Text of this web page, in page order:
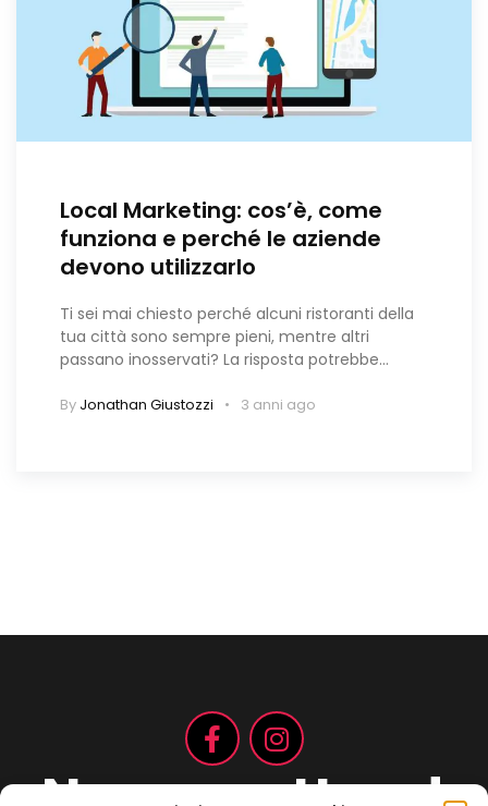
Local Marketing: cos’è, come
funziona e perché le aziende
devono utilizzarlo
Ti sei mai chiesto perché alcuni ristoranti della
tua città sono sempre pieni, mentre altri
passano inosservati? La risposta potrebbe…
By Jonathan Giustozzi 3 anni ago